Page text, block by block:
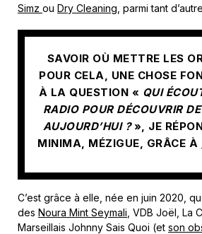
Simz ou Dry Cleaning , parmi tant
SAVOIR OÙ METTRE LES
POUR CELA, UNE CHOSE
À LA QUESTION « QUI
RADIO POUR DÉCOUVRIR
AUJOURD’HUI ?», JE
MINIMA, MÉZIGUE, GRÂCE À
C’est grâce à elle, née en juin 2020,
des Noura Mint Seymali , VDB Joël, La
Marseillais Johnny Sais Quoi (et son